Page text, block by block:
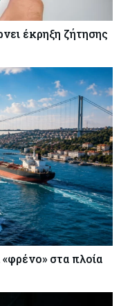
έκρηξη ζήτησης
στα πλοία